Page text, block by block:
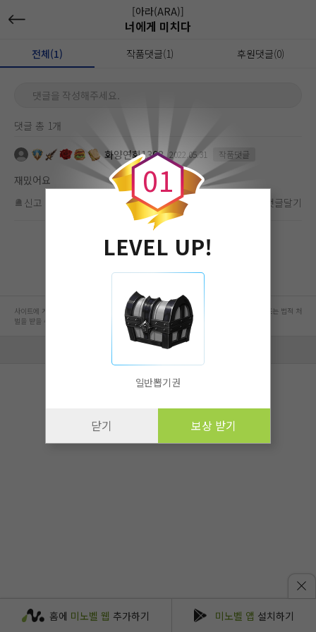
[아라(ARA)]
너에게 미치다
전체(1) 작품댓글(1) 후원댓글(0)
댓글을 작성해주세요.
댓글 총 1개
화양연화1368 2022.05.31 작품댓글
재밌어요
신고
댓글달기
0
0
1
LEVEL UP!
일반뽑기권
닫기 보상 받기
홈에 미노벨 웹 추가하기 미노벨 앱 설치하기
사이트에 게시된 컨텐츠는 저작권자의 권리가 있는 컨텐츠로서 무단 복제, 전송, 수정, 배포는 법적 처
벌을 받을 수 있습니다.
회사 정보 자세히 보기